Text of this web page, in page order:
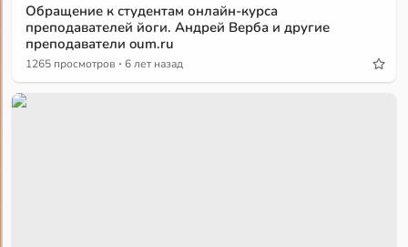
Обращение к студентам онлайн-курса
преподавателей йоги. Андрей Верба и другие
преподаватели oum.ru
1265 просмотров · 6 лет назад